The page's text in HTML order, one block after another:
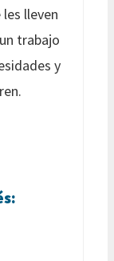
lleven
trabajo
y